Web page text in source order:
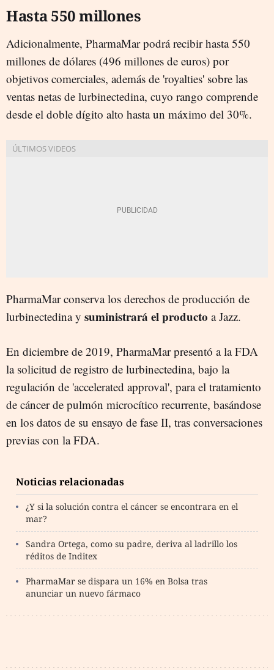
Hasta 550 millones
Adicionalmente, PharmaMar podrá recibir hasta 550
millones de dólares (496 millones de euros) por
objetivos comerciales, además de 'royalties' sobre las
ventas netas de lurbinectedina, cuyo rango comprende
desde el doble dígito alto hasta un máximo del 30%.
PharmaMar conserva los derechos de producción de
lurbinectedina y suministrará el producto a Jazz.
En diciembre de 2019, PharmaMar presentó a la FDA
la solicitud de registro de lurbinectedina, bajo la
regulación de 'accelerated approval', para el tratamiento
de cáncer de pulmón microcítico recurrente, basándose
en los datos de su ensayo de fase II, tras conversaciones
previas con la FDA.
Noticias relacionadas
¿Y si la solución contra el cáncer se encontrara en el
mar?
Sandra Ortega, como su padre, deriva al ladrillo los
réditos de Inditex
PharmaMar se dispara un 16% en Bolsa tras
anunciar un nuevo fármaco